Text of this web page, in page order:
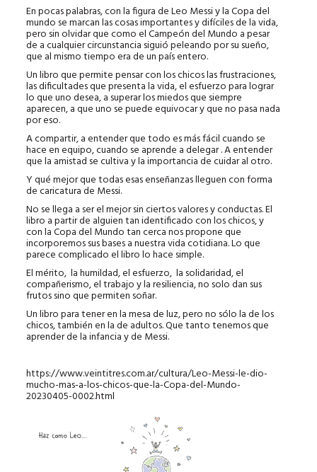
En pocas palabras, con la figura de Leo Messi y la Copa del
mundo se marcan las cosas importantes y difíciles de la vida,
pero sin olvidar que como el Campeón del Mundo a pesar
de a cualquier circunstancia siguió peleando por su sueño,
que al mismo tiempo era de un país entero.
Un libro que permite pensar con los chicos las frustraciones,
las dificultades que presenta la vida, el esfuerzo para lograr
lo que uno desea, a superar los miedos que siempre
aparecen, a que uno se puede equivocar y que no pasa nada
por eso.
A compartir, a entender que todo es más fácil cuando se
hace en equipo, cuando se aprende a delegar . A entender
que la amistad se cultiva y la importancia de cuidar al otro.
Y qué mejor que todas esas enseñanzas lleguen con forma
de caricatura de Messi.
No se llega a ser el mejor sin ciertos valores y conductas. El
libro a partir de alguien tan identificado con los chicos, y
con la Copa del Mundo tan cerca nos propone que
incorporemos sus bases a nuestra vida cotidiana. Lo que
parece complicado el libro lo hace simple.
El mérito, la humildad, el esfuerzo, la solidaridad, el
compañerismo, el trabajo y la resiliencia, no solo dan sus
frutos sino que permiten soñar.
Un libro para tener en la mesa de luz, pero no sólo la de los
chicos, también en la de adultos. Que tanto tenemos que
aprender de la infancia y de Messi.
https://www.veintitres.com.ar/cultura/Leo-Messi-le-dio-
mucho-mas-a-los-chicos-que-la-Copa-del-Mundo-
20230405-0002.html